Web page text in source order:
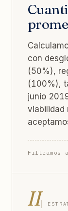
con
(50%),
(100%),
junio
viabilidad
Filtramos
II